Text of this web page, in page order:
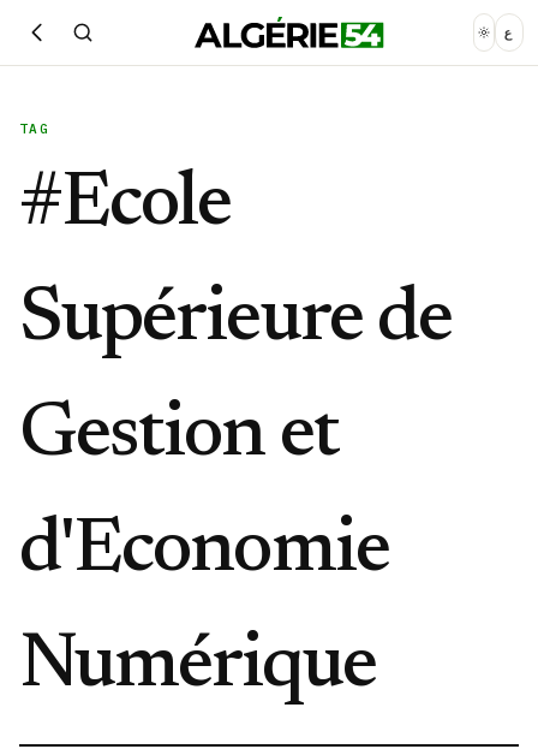
ع
TAG
#Ecole
Supérieure de
Gestion et
d'Economie
Numérique